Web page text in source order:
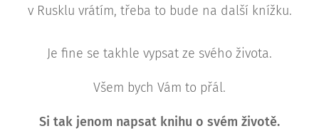
v Rusklu vrátím, třeba to bude na další knížku.
Je fine se takhle vypsat ze svého života.
Všem bych Vám to přál.
Si tak jenom napsat knihu o svém životě.